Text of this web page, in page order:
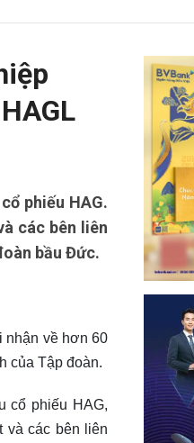
phiếu HAG.
các bên liên
bầu Đức.
nhận về hơn 60
của Tập đoàn.
cổ phiếu HAG,
và các bên liên